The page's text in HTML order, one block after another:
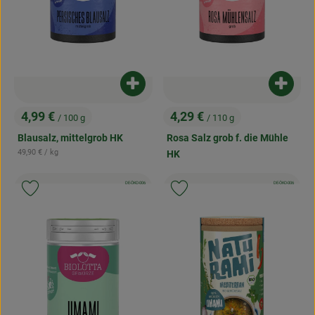
, Preis:
4,99 € / 100 g
Blausalz, mittelgrob HK
, Referenzpreis:
49,90 € / kg
Produkt zum Warenkorb hinzufügen
, Preis:
4,29 € / 110 g
Rosa Salz grob f. die Mühle
HK
, Kontrollstelle:
DE-ÖKO-006 , Kontrollstelle:
DE-ÖKO-006